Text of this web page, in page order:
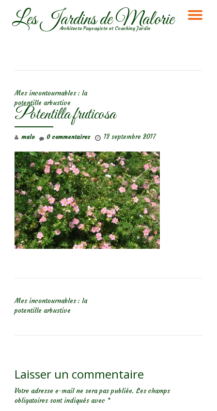
AllerLes Jardins de Malorie
Architecte Paysagiste et Coaching Jardin
Mes incontournables : la
potentille arbustive
Potentilla fruticosa
malo 13 septembre 2017
0 commentaires
Mes incontournables : la
potentille arbustive
Laisser un commentaire
Votre adresse e-mail ne sera pas publiée. Les champs
obligatoires sont indiqués avec *